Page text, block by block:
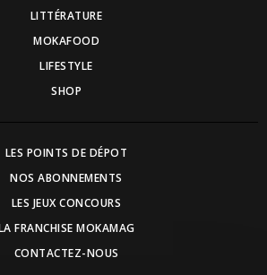
LITTÉRATURE
MOKAFOOD
LIFESTYLE
SHOP
LES POINTS DE DÉPOT
NOS ABONNEMENTS
LES JEUX CONCOURS
FRANCHISE MOKAMAG
CONTACTEZ-NOUS